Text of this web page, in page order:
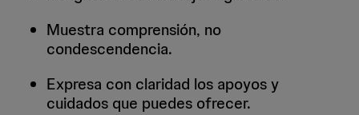
Muestra comprensión, no
condescendencia.
Expresa con claridad los apoyos y
cuidados que puedes ofrecer.